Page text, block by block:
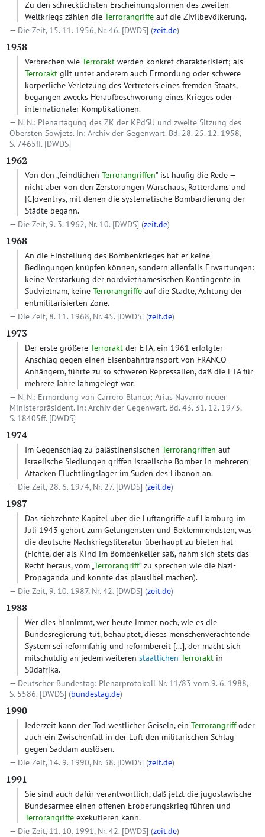
Zu den schrecklichsten Erscheinungsformen des zweiten
Weltkriegs zählen die Terrorangriffe auf die Zivilbevölkerung.
Die Zeit, 15. 11. 1956, Nr. 46. [DWDS] (zeit.de)
1958
Verbrechen wie Terrorakt werden konkret charakterisiert; als
Terrorakt gilt unter anderem auch Ermordung oder schwere
körperliche Verletzung des Vertreters eines fremden Staats,
begangen zwecks Heraufbeschwörung eines Krieges oder
internationaler Komplikationen.
N. N.: Plenartagung des ZK der KPdSU und zweite Sitzung des
Obersten Sowjets. In: Archiv der Gegenwart. Bd. 28. 25. 12. 1958,
S. 7465ff. [DWDS]
1962
Von den „feindlichen Terrorangriffen" ist häufig die Rede —
nicht aber von den Zerstörungen Warschaus, Rotterdams und
[C]oventrys, mit denen die systematische Bombardierung der
Städte begann.
Die Zeit, 9. 3. 1962, Nr. 10. [DWDS] (zeit.de)
1968
An die Einstellung des Bombenkrieges hat er keine
Bedingungen knüpfen können, sondern allenfalls Erwartungen:
keine Verstärkung der nordvietnamesischen Kontingente in
Südvietnam, keine Terrorangriffe auf die Städte, Achtung der
entmilitarisierten Zone.
Die Zeit, 8. 11. 1968, Nr. 45. [DWDS] (zeit.de)
1973
Der erste größere Terrorakt der ETA, ein 1961 erfolgter
Anschlag gegen einen Eisenbahntransport von FRANCO-
Anhängern, führte zu so schweren Repressalien, daß die ETA für
mehrere Jahre lahmgelegt war.
N. N.: Ermordung von Carrero Blanco; Arias Navarro neuer
Ministerpräsident. In: Archiv der Gegenwart. Bd. 43. 31. 12. 1973,
S. 18405ff. [DWDS]
1974
Im Gegenschlag zu palästinensischen Terrorangriffen auf
israelische Siedlungen griffen israelische Bomber in mehreren
Attacken Flüchtlingslager im Süden des Libanon an.
Die Zeit, 28. 6. 1974, Nr. 27. [DWDS] (zeit.de)
1987
Das siebzehnte Kapitel über die Luftangriffe auf Hamburg im
Juli 1943 gehört zum Gelungensten und Beklemmendsten, was
die deutsche Nachkriegsliteratur überhaupt zu bieten hat
(Fichte, der als Kind im Bombenkeller saß, nahm sich stets das
Recht heraus, vom „Terrorangriff“ zu sprechen wie die Nazi-
Propaganda und konnte das plausibel machen).
Die Zeit, 9. 10. 1987, Nr. 42. [DWDS] (zeit.de)
1988
Wer dies hinnimmt, wer heute immer noch, wie es die
Bundesregierung tut, behauptet, dieses menschenverachtende
System sei reformfähig und reformbereit […], der macht sich
mitschuldig an jedem weiteren staatlichen Terrorakt in
Südafrika.
Deutscher Bundestag: Plenarprotokoll Nr. 11/83 vom 9. 6. 1988,
S. 5586. [DWDS] (bundestag.de)
1990
Jederzeit kann der Tod westlicher Geiseln, ein Terrorangriffoder
auch ein Zwischenfall in der Luft den militärischen Schlag
gegen Saddam auslösen.
Die Zeit, 14. 9. 1990, Nr. 38. [DWDS] (zeit.de)
1991
Sie sind auch dafür verantwortlich, daß jetzt die jugoslawische
Bundesarmee einen offenen Eroberungskrieg führen und
Terrorangriffe exekutieren kann.
Die Zeit, 11. 10. 1991, Nr. 42. [DWDS] (zeit.de)